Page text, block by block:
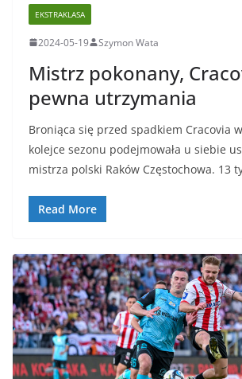
EKSTRAKLASA
2024-05-19 Szymon Wata
Mistrz pokonany,
pewna utrzymania
Broniąca się przed spadkiem Cracovia
kolejce sezonu podejmowała u siebie
mistrza polski Raków Częstochowa. 13
Read More